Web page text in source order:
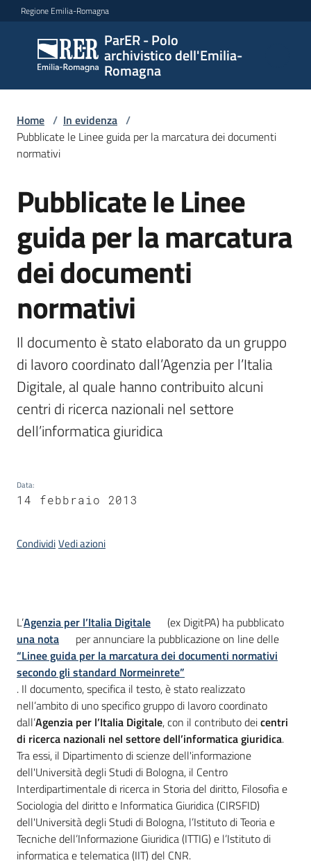
Vai al contenuto
Vai alla navigazione
Vai al footer
Regione Emilia-Romagna
ParER - Polo
archivistico dell'Emilia-
Romagna
ParER -
Polo
archivistico
Romagna
archivistico
Archivio
storico
Conservazione
Argomenti
su
Home / In evidenza /
Pubblicate le Linee guida per la marcatura dei documenti
normativi
Salta al contenuto
Pubblicate le Linee
guida per la marcatura
dei documenti
normativi
Il documento è stato elaborato da un gruppo
di lavoro coordinato dall’Agenzia per l’Italia
Digitale, al quale hanno contribuito alcuni
centri di ricerca nazionali nel settore
dell’informatica giuridica
Data:
14 febbraio 2013
CondividiVedi azioni
Introduzione
L’Agenzia per l’Italia Digitale
(ex DigitPA) ha pubblicato
una nota
per annunciare la pubblicazione on line delle
“Linee guida per la marcatura dei documenti normativi
secondo gli standard Normeinrete”
. Il documento, specifica il testo, è stato realizzato
nell’ambito di uno specifico gruppo di lavoro coordinato
dall’Agenzia per l’Italia Digitale, con il contributo deicentri
di ricerca nazionali nel settore dell’informatica giuridica.
Tra essi, il Dipartimento di scienze dell'informazione
dell'Università degli Studi di Bologna, il Centro
Interdipartimentale di ricerca in Storia del diritto, Filosofia e
Sociologia del diritto e Informatica Giuridica (CIRSFID)
dell'Università degli Studi di Bologna, l’Istituto di Teoria e
Tecniche dell’Informazione Giuridica (ITTIG) e l’Istituto di
informatica e telematica (IIT) del CNR.